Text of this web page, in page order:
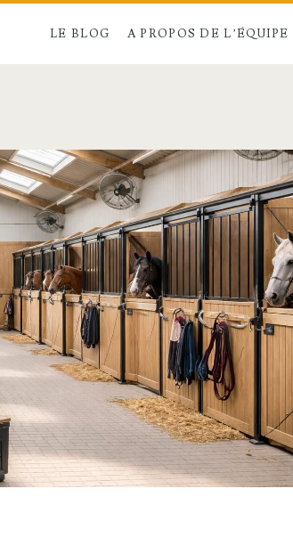
LE BLOG A PROPOS DE L’ÉQUIPE